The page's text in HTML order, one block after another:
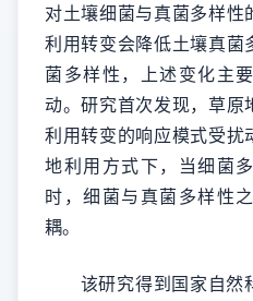
对土壤细菌与真菌多样
利用转变会降低土壤真菌
菌多样性，上述变化主
动。研究首次发现，草原
利用转变的响应模式受扰
地利用方式下，当细菌
时，细菌与真菌多样性
耦。
该研究得到国家自然